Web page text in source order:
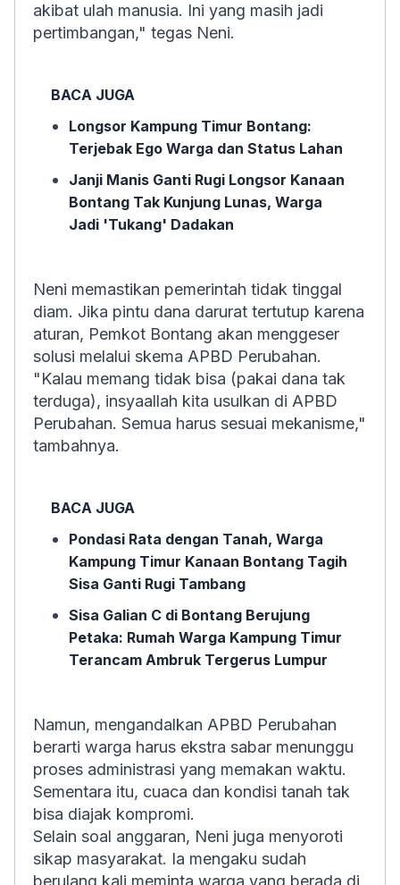
akibat ulah manusia. Ini yang masih jadi
pertimbangan," tegas Neni.
BACA JUGA
Longsor Kampung Timur Bontang:
Terjebak Ego Warga dan Status Lahan
Janji Manis Ganti Rugi Longsor Kanaan
Bontang Tak Kunjung Lunas, Warga
Jadi 'Tukang' Dadakan
Neni memastikan pemerintah tidak tinggal
diam. Jika pintu dana darurat tertutup karena
aturan, Pemkot Bontang akan menggeser
solusi melalui skema APBD Perubahan.
"Kalau memang tidak bisa (pakai dana tak
terduga), insyaallah kita usulkan di APBD
Perubahan. Semua harus sesuai mekanisme,"
tambahnya.
BACA JUGA
Pondasi Rata dengan Tanah, Warga
Kampung Timur Kanaan Bontang Tagih
Sisa Ganti Rugi Tambang
Sisa Galian C di Bontang Berujung
Petaka: Rumah Warga Kampung Timur
Terancam Ambruk Tergerus Lumpur
Namun, mengandalkan APBD Perubahan
berarti warga harus ekstra sabar menunggu
proses administrasi yang memakan waktu.
Sementara itu, cuaca dan kondisi tanah tak
bisa diajak kompromi.
Selain soal anggaran, Neni juga menyoroti
sikap masyarakat. Ia mengaku sudah
berulang kali meminta warga yang berada di